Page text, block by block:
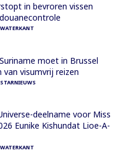
in bevroren vissen
WATERKANT
moet in Brussel
van visumvrij reizen
STARNIEUWS
deelname voor Miss
Eunike Kishundat Lioe-A-
WATERKANT